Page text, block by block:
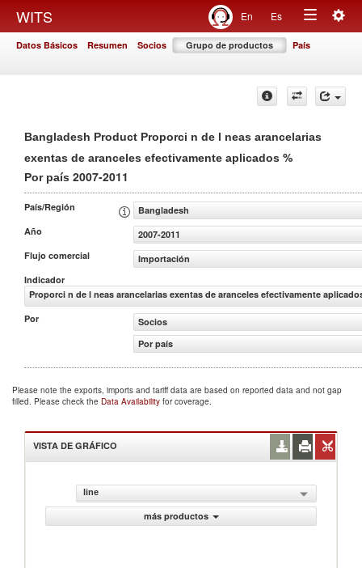
WITS En Es
Toggle
Datos Básicos Resumen Socios Grupo de productos País
Bangladesh Product Proporci n de l neas arancelarias
exentas de aranceles efectivamente aplicados %
Por país 2007-2011
País/Región
Bangladesh
Año
2007-2011
Flujo comercial
Importación
Indicador
Proporci n de l neas arancelarias exentas de aranceles efectivamente
Por
Socios
Por país
Please note the exports, imports and tariff data are based on reported data and not gap
filled. Please check the Data Availability for coverage.
VISTA DE GRÁFICO
line
más productos